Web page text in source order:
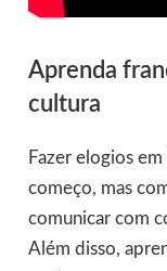
Aprenda
cultura
Fazer elogios
começo, mas
comunicar com
Além disso,